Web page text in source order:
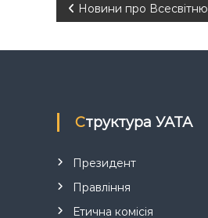
Н
а
і
г
а
Новини про
Структура УАТА
Президент
Правління
Етична комісія